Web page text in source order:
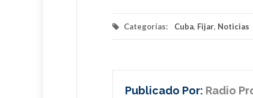
Categorías: Cuba, Fijar, Noticias
Publicado Por: Radio